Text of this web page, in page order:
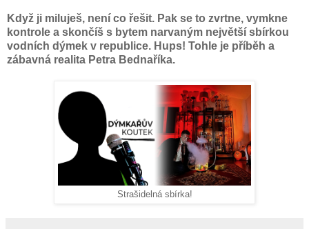
Když ji miluješ, není co řešit. Pak se to zvrtne, vymkne
kontrole a skončíš s bytem narvaným největší sbírkou
vodních dýmek v republice. Hups! Tohle je příběh a
zábavná realita Petra Bednaříka.
Strašidelná sbírka!